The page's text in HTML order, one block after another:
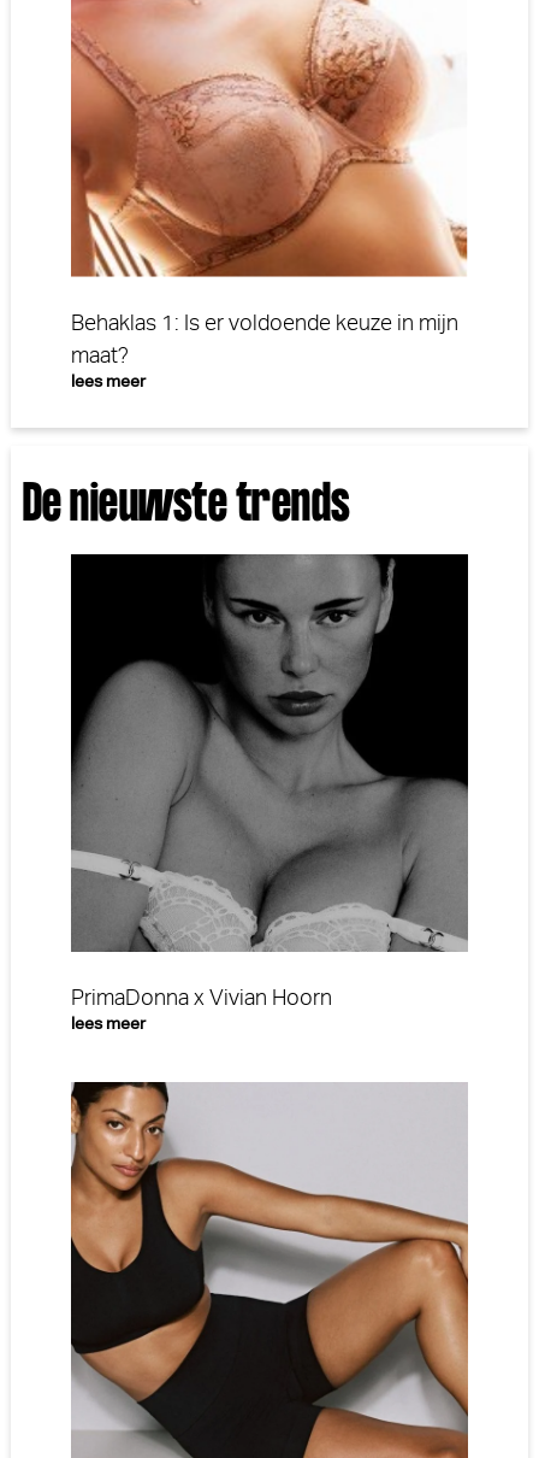
Behaklas 1: Is er voldoende keuze in mijn
maat?
lees meer
De nieuwste trends
PrimaDonna x Vivian Hoorn
lees meer